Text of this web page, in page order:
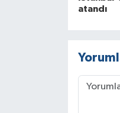
atandı